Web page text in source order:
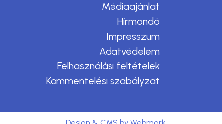
Médiaajánlat
Hírmondó
Impresszum
Adatvédelem
Felhasználási feltételek
Kommentelési szabályzat
Design & CMS by Webmark